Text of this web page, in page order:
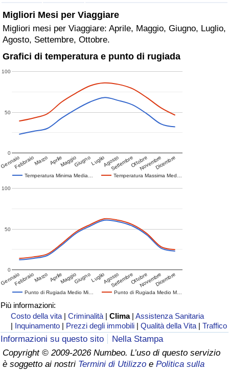
Migliori Mesi per Viaggiare
Migliori mesi per Viaggiare: Aprile, Maggio, Giugno, Luglio,
Agosto, Settembre, Ottobre.
Grafici di temperatura e punto di rugiada
Temperatura Minima Media… Temperatura Massima Med…
GennaioFebbraioMarzo AprileMaggioGiugnoLuglioAgosto
SettembreOttobreNovembreDicembre
0
50
100
Punto di Rugiada Medio Mi… Punto di Rugiada Medio M…
GennaioFebbraioMarzo AprileMaggioGiugnoLuglioAgosto
SettembreOttobreNovembreDicembre
0
50
100
Più informazioni:
Costo della vita |Criminalità |Clima |Assistenza Sanitaria
| Inquinamento | Prezzi degli immobili |Qualità della Vita |Traffico
Informazioni su questo sito
Nella Stampa
Copyright © 2009-2026 Numbeo. L’uso di questo servizio
è soggetto ai nostri Termini di Utilizzo e Politica sulla